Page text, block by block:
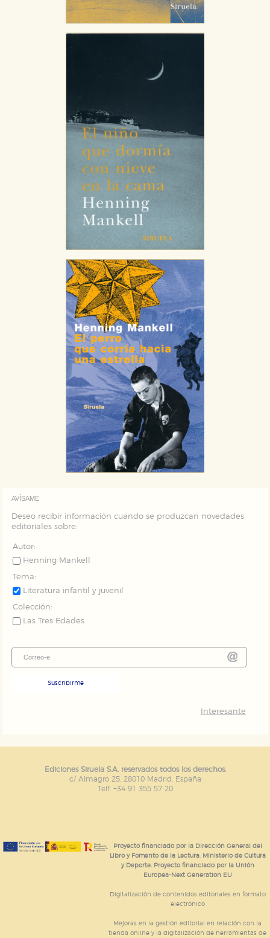
AVÍSAME
Deseo recibir información cuando se produzcan novedades
editoriales sobre:
Autor:
Henning Mankell
Tema:
Literatura infantil y juvenil
Colección:
Las Tres Edades
Suscribirme
Interesante
Ediciones Siruela S.A. reservados todos los derechos.
c/ Almagro 25. 28010 Madrid. España
Telf. +34 91 355 57 20
Proyecto financiado por la Dirección General del
Libro y Fomento de la Lectura, Ministerio de Cultura
y Deporte. Proyecto financiado por la Unión
Europea-Next Generation EU
Digitalización de contenidos editoriales en formato
electrónico
Mejoras en la gestión editorial en relación con la
tienda online y la digitalización de herramientas de